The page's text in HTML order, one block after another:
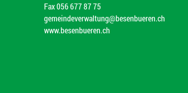
Fax056 677 87 75
gemeindeverwaltung@besenbueren.ch
www.besenbueren.ch